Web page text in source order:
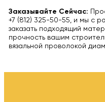
Заказывайте Сейчас:
+7 (812) 325-50-55, и мы с
заказать подходящий
прочность вашим
вязальной проволокой